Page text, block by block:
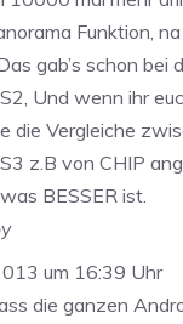
Funktion,
gab’s schon bei
Und wenn ihr
die Vergleiche
z.B von CHIP
BESSER ist.
um 16:39 Uhr
die ganzen